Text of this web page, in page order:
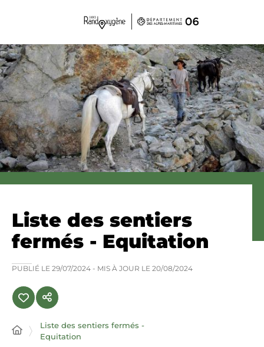
Liste des sentiers
fermés - Equitation
PUBLIÉ LE 29/07/2024 - MIS À JOUR LE 20/08/2024
Liste des sentiers fermés -
Equitation